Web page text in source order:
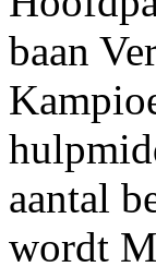
baan
aantal
wordt